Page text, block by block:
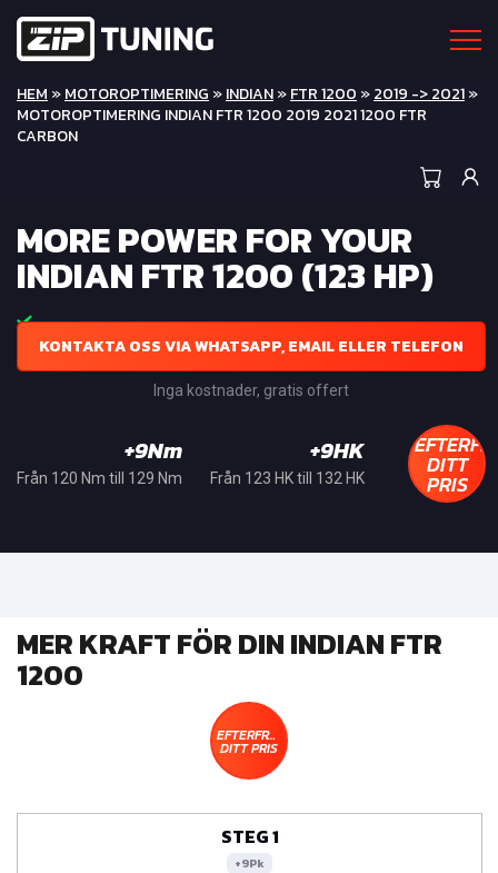
HEM »MOTOROPTIMERING »INDIAN»FTR 1200 »2019 -> 2021»
MOTOROPTIMERING INDIAN FTR 1200 2019 2021 1200 FTR
CARBON
MORE POWER FOR YOUR
INDIAN FTR 1200 (123 HP)
KONTAKTA OSS VIA WHATSAPP, EMAIL ELLER TELEFON
Inga kostnader, gratis offert
+9Nm
Från 120 Nm till 129 Nm
+9HK
Från 123 HK till 132 HK DITT
PRIS
MER KRAFT FÖR DIN INDIAN FTR
1200
EFTERFRÅGA
DITT PRIS
STEG 1
+9Pk